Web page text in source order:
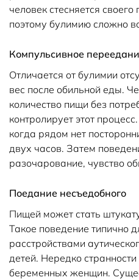
человек стесняется
поэтому булимию сложно
Компульсивное
Отличается от булимии
вес после обильной еды.
количество пищи без
контролирует этот
когда рядом нет
двух часов. Затем
разочарование, чувство
Поедание несъедобного
Пищей может стать
Такое поведение типично
расстройствами
детей. Нередко
беременных женщин.